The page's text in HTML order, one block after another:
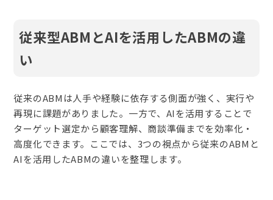
従来型ABMとAIを活用したABMの違
い
従来のABMは人手や経験に依存する側面が強く、実行や
再現に課題がありました。一方で、AIを活用することで
ターゲット選定から顧客理解、商談準備までを効率化・
高度化できます。ここでは、3つの視点から従来のABMと
AIを活用したABMの違いを整理します。